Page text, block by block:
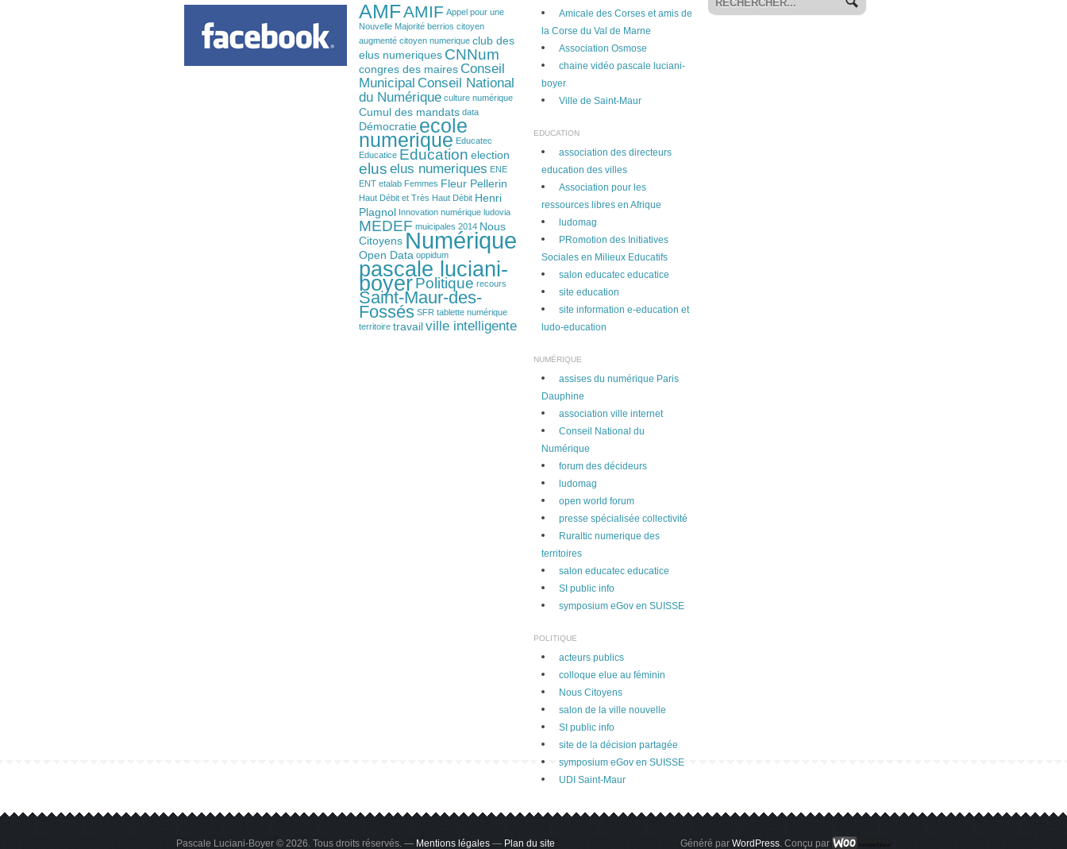
AMFAMIF Appel pour une
Nouvelle Majorité berrios citoyen
augmenté citoyen numerique club des
elus numeriques CNNum
congres des maires Conseil
Municipal Conseil National
du Numérique culture numérique
Cumul des mandats data
Démocratie ecole
numerique Educatec
Educatice Education election
elus elus numeriques ENE
ENT etalab Femmes Fleur Pellerin
Haut Débit et Très Haut Débit Henri
Plagnol Innovation numérique ludovia
MEDEF muicipales 2014 Nous
CitoyensNumérique
Open Data oppidum
pascale luciani-
boyerPolitique recours
Saint-Maur-des-
Fossés SFR tablette numérique
territoire travailville intelligente
Amicale des Corses et amis de
la Corse du Val de Marne
Association Osmose
chaine vidéo pascale luciani-
boyer
Ville de Saint-Maur
EDUCATION
association des directeurs
education des villes
Association pour les
ressources libres en Afrique
ludomag
PRomotion des Initiatives
Sociales en Milieux Educatifs
salon educatec educatice
site education
site information e-education et
ludo-education
NUMÉRIQUE
assises du numérique Paris
Dauphine
association ville internet
Conseil National du
Numérique
forum des décideurs
ludomag
open world forum
presse spécialisée collectivité
Ruraltic numerique des
territoires
salon educatec educatice
SI public info
symposium eGov en SUISSE
POLITIQUE
acteurs publics
colloque elue au féminin
Nous Citoyens
salon de la ville nouvelle
SI public info
site de la décision partagée
symposium eGov en SUISSE
UDI Saint-Maur
Pascale Luciani-Boyer © 2026. Tous droits réservés. — Mentions légales — Plan du site Généré par WordPress. Conçu par